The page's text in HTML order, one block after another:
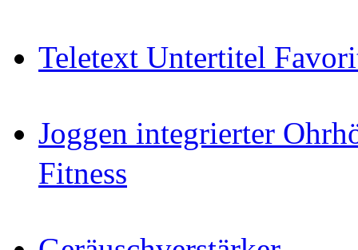
Teletext Untertitel
Joggen integrierter
Fitness